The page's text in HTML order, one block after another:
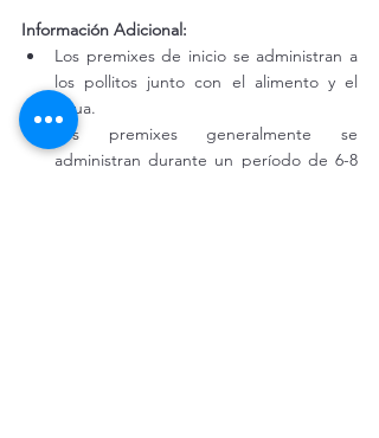
Información Adicional:
Los premixes de inicio se administran a
los pollitos junto con el alimento y el
agua.
Los premixes generalmente se
administran durante un período de 6-8